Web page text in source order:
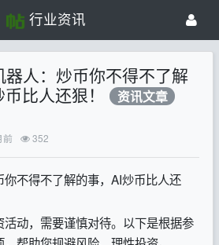
行业资讯
器人：炒币你不得不了解
币比人还狠！ 资讯文章
前 352
不得不了解的事，AI炒币比人还
动，需要谨慎对待。以下是根据参